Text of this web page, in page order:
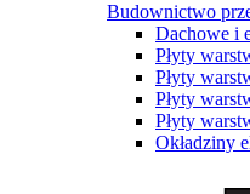
Budownictwo
Dachowe i
Płyty
Płyty
Płyty
Płyty
Okładziny